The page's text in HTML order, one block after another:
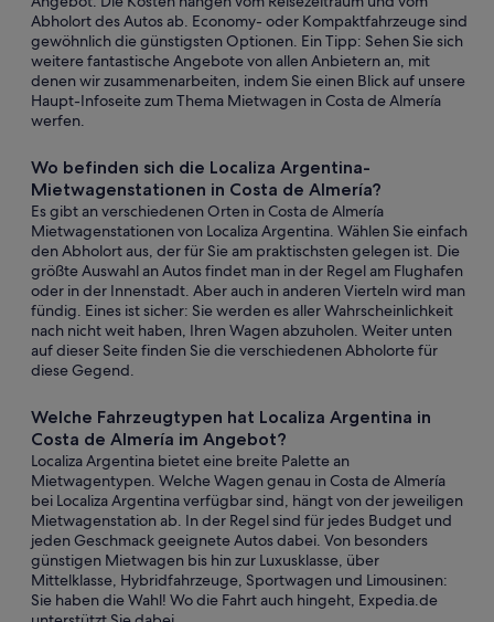
Abholort des Autos ab. Economy- oder Kompaktfahrzeuge sind
gewöhnlich die günstigsten Optionen. Ein Tipp: Sehen Sie sich
weitere fantastische Angebote von allen Anbietern an, mit
denen wir zusammenarbeiten, indem Sie einen Blick auf unsere
Haupt-Infoseite zum Thema Mietwagen in Costa de Almería
werfen.
Wo befinden sich die Localiza Argentina-
Mietwagenstationen in Costa de Almería?
Es gibt an verschiedenen Orten in Costa de Almería
Mietwagenstationen von Localiza Argentina. Wählen Sie einfach
den Abholort aus, der für Sie am praktischsten gelegen ist. Die
größte Auswahl an Autos findet man in der Regel am Flughafen
oder in der Innenstadt. Aber auch in anderen Vierteln wird man
fündig. Eines ist sicher: Sie werden es aller Wahrscheinlichkeit
nach nicht weit haben, Ihren Wagen abzuholen. Weiter unten
auf dieser Seite finden Sie die verschiedenen Abholorte für
diese Gegend.
Welche Fahrzeugtypen hat Localiza Argentina in
Costa de Almería im Angebot?
Localiza Argentina bietet eine breite Palette an
Mietwagentypen. Welche Wagen genau in Costa de Almería
bei Localiza Argentina verfügbar sind, hängt von der jeweiligen
Mietwagenstation ab. In der Regel sind für jedes Budget und
jeden Geschmack geeignete Autos dabei. Von besonders
günstigen Mietwagen bis hin zur Luxusklasse, über
Mittelklasse, Hybridfahrzeuge, Sportwagen und Limousinen:
Sie haben die Wahl! Wo die Fahrt auch hingeht, Expedia.de